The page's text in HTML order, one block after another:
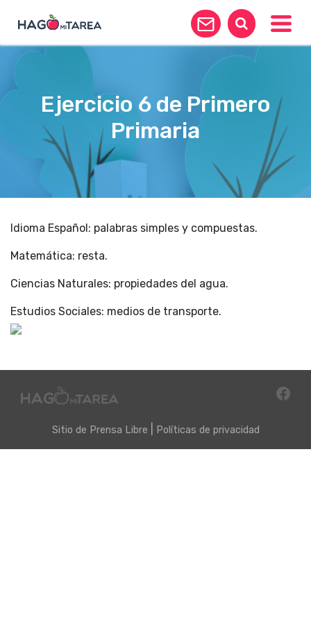
Ejercicio 6 de Primero
Primaria
Idioma Español: palabras simples y compuestas.
Matemática: resta.
Ciencias Naturales: propiedades del agua.
Estudios Sociales: medios de transporte.
Sitio de Prensa Libre Políticas de privacidad